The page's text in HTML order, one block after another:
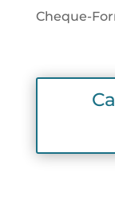
Cheque-